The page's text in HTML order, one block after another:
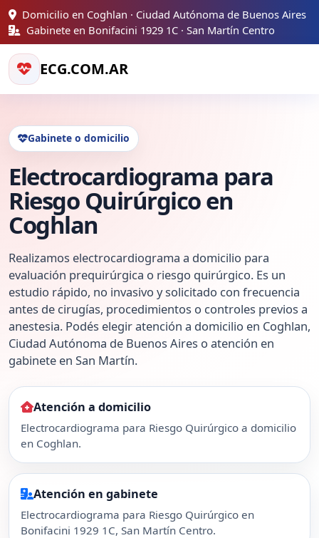
Domicilio en Coghlan · Ciudad Autónoma de Buenos Aires
Gabinete en Bonifacini 1929 1C · San Martín Centro
ECG.COM.AR
Gabinete o domicilio
Electrocardiograma para
Riesgo Quirúrgico en
Coghlan
Realizamos electrocardiograma a domicilio para
evaluación prequirúrgica o riesgo quirúrgico. Es un
estudio rápido, no invasivo y solicitado con frecuencia
antes de cirugías, procedimientos o controles previos a
anestesia. Podés elegir atención a domicilio en Coghlan,
Ciudad Autónoma de Buenos Aires o atención en
gabinete en San Martín.
Atención a domicilio
Electrocardiograma para Riesgo Quirúrgico a domicilio
en Coghlan.
Atención en gabinete
Electrocardiograma para Riesgo Quirúrgico en
Bonifacini 1929 1C, San Martín Centro.